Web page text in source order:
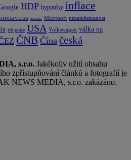
HDP hypotéky inflace
koruna Microsoft nezaměstnanost
trh práce USA Volkswagen válka na
ČNB Čína česká
s.r.o. Jakékoliv užití obsahu
zpřístupňování článků a fotografií je
NEWS MEDIA, s.r.o. zakázáno.